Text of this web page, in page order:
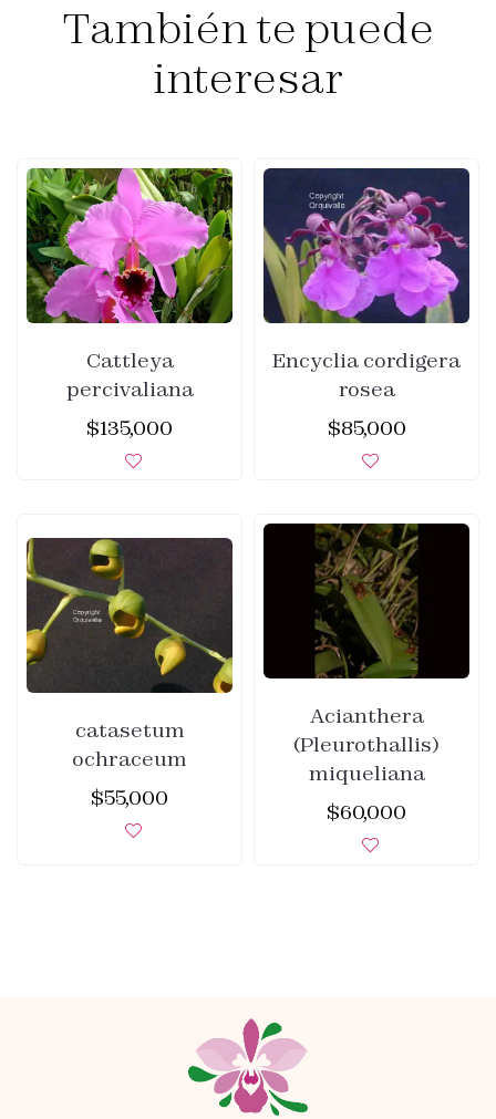
También te puede
interesar
Cattleya
percivaliana
$135,000
Encyclia cordigera
rosea
$85,000
catasetum
ochraceum
$55,000
Acianthera
(Pleurothallis)
miqueliana
$60,000